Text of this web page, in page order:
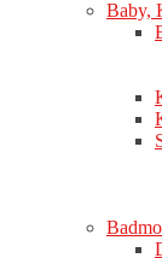
Baby,